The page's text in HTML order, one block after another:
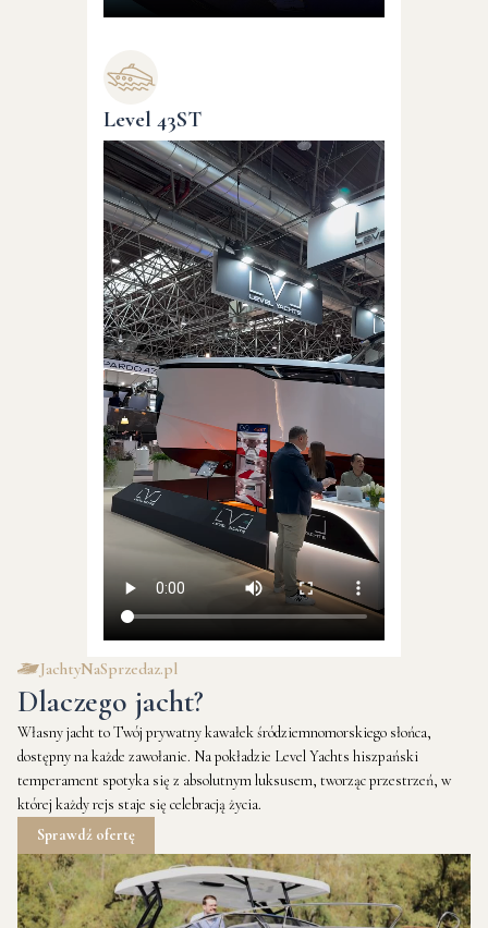
Level 43ST
JachtyNaSprzedaz.pl
Dlaczego jacht?
Własny jacht to Twój prywatny kawałek śródziemnomorskiego słońca,
dostępny na każde zawołanie. Na pokładzie Level Yachts hiszpański
temperament spotyka się z absolutnym luksusem, tworząc przestrzeń, w
której każdy rejs staje się celebracją życia.
Sprawdź ofertę